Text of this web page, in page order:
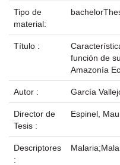
Tipo de
material:
Título :
función de
Amazonía
Autor : García
Director de
Tesis :
Espinel,
Descriptores
: